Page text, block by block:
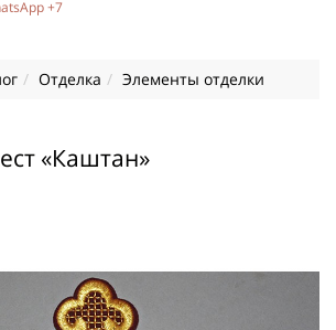
+7
Отделка Элементы отделки
«Каштан»